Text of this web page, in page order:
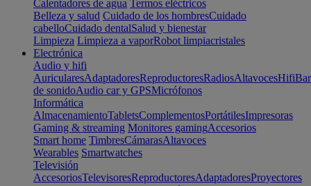
Calentadores de agua Termos eléctricos
Belleza y salud Cuidado de los hombresCuidado
cabelloCuidado dentalSalud y bienestar
Limpieza Limpieza a vaporRobot limpiacristales
Electrónica
Audio y hifi
AuricularesAdaptadoresReproductoresRadiosAltavocesHifi
de sonidoAudio car y GPSMicrófonos
Informática
AlmacenamientoTabletsComplementosPortátilesImpresoras
Gaming & streaming Monitores gamingAccesorios
Smart home TimbresCámarasAltavoces
Wearables Smartwatches
Televisión
AccesoriosTelevisoresReproductoresAdaptadoresProyectores